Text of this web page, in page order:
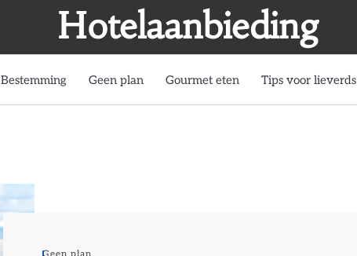
Hotelaanbieding
Bestemming Geen plan Gourmet eten Tips voor lieverds
Geen plan